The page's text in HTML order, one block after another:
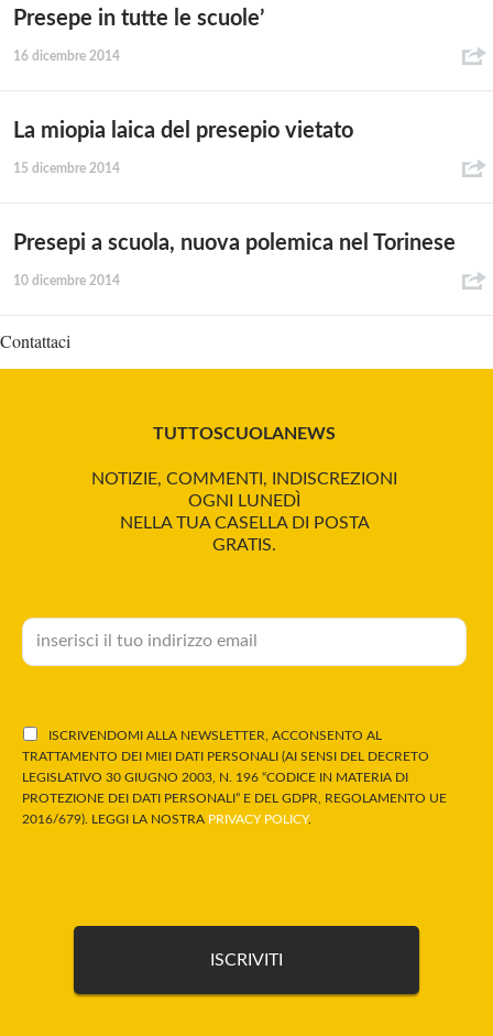
Presepe in tutte le scuole’
16 dicembre 2014
La miopia laica del presepio vietato
15 dicembre 2014
Presepi a scuola, nuova polemica nel Torinese
10 dicembre 2014
Contattaci
TUTTOSCUOLANEWS
NOTIZIE, COMMENTI, INDISCREZIONI
OGNI LUNEDÌ
NELLA TUA CASELLA DI POSTA
GRATIS.
ISCRIVENDOMI ALLA NEWSLETTER, ACCONSENTO AL
TRATTAMENTO DEI MIEI DATI PERSONALI (AI SENSI DEL DECRETO
LEGISLATIVO 30 GIUGNO 2003, N. 196 “CODICE IN MATERIA DI
PROTEZIONE DEI DATI PERSONALI” E DEL GDPR, REGOLAMENTO UE
2016/679). LEGGI LA NOSTRA PRIVACY POLICY.